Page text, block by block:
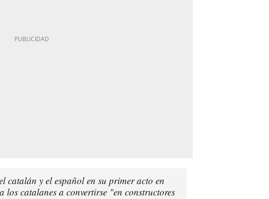
catalán y el español en su primer acto en
los catalanes a convertirse "en constructores